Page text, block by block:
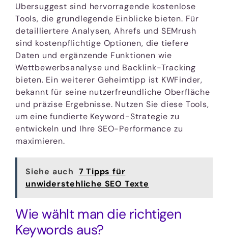
Ubersuggest sind hervorragende kostenlose
Tools, die grundlegende Einblicke bieten. Für
detailliertere Analysen, Ahrefs und SEMrush
sind kostenpflichtige Optionen, die tiefere
Daten und ergänzende Funktionen wie
Wettbewerbsanalyse und Backlink-Tracking
bieten. Ein weiterer Geheimtipp ist KWFinder,
bekannt für seine nutzerfreundliche Oberfläche
und präzise Ergebnisse. Nutzen Sie diese Tools,
um eine fundierte Keyword-Strategie zu
entwickeln und Ihre SEO-Performance zu
maximieren.
Siehe auch 7 Tipps für
unwiderstehliche SEO Texte
Wie wählt man die richtigen
Keywords aus?